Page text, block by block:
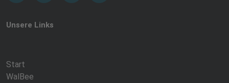
Unsere Links
Start
WalBee